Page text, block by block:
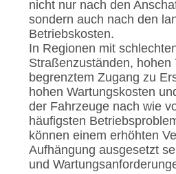
nicht nur nach den
sondern auch nach den
Betriebskosten.
In Regionen mit
Straßenzuständen, hohen
begrenztem Zugang zu
hohen Wartungskosten
der Fahrzeuge nach wie
häufigsten
können einem erhöhten
Aufhängung ausgesetzt
und